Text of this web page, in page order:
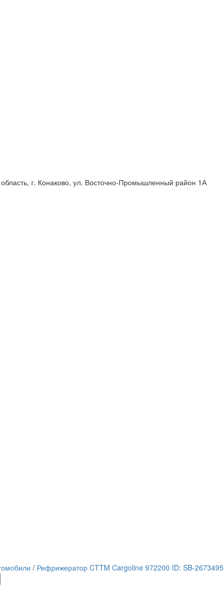
г. Конаково, ул. Восточно-Промышленный район 1А
/ Рефрижератор CTTM Cargoline 972200 ID: SB-2673495